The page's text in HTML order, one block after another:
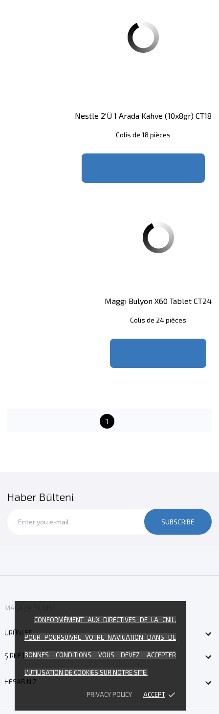
Nestle 2'ü 1 Arada Kahve (10x8gr) CT18
Colis de 18 pièces
Maggi Bulyon X60 Tablet CT24
Colis de 24 pièces
1
Haber Bülteni
SUBSCRIBE
MAĞAZA BILGISI
ÜRÜNLER 
ŞIRKETIMIZ 
HESABINIZ 
CONFORMÉMENT AUX DIRECTIVES DE LA CNIL,
POUR POURSUIVRE VOTRE NAVIGATION DANS DE
BONNES CONDITIONS VOUS DEVEZ ACCEPTER
L'UTILISATION DE COOKIES SUR NOTRE SITE.
PRIVACY POLICY ACCEPT done